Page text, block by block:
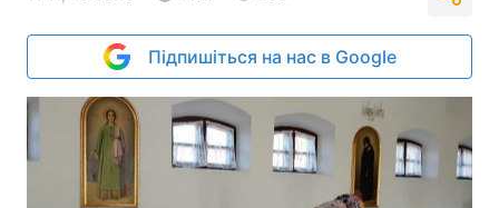
Підпишіться на нас в Google